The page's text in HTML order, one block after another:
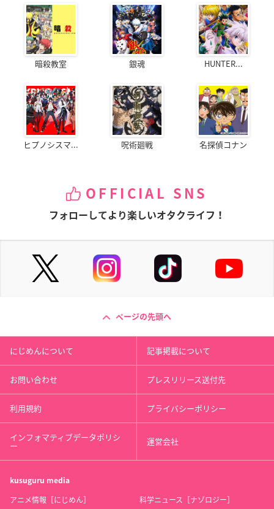
暗殺教室 銀魂 HUNTER...
ヒプノシスマ... 呪術廻戦 名探偵コナン
OFFICIAL SNS
フォローしてより楽しいオタクライフ！
ページの先頭へ
にじめんについて 記事掲載について
お問い合わせ プレスリリース送付先
利用規約 プライバシーポリシー
インフォマティブデータポリシ
ー 運営会社
kusuguru media
アニメ情報［にじめん］ 科学ニュース［ナゾロジー］